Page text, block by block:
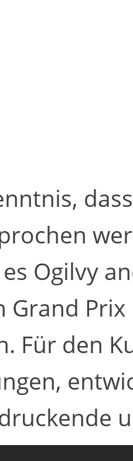
Ogilvy
Grand
Für den